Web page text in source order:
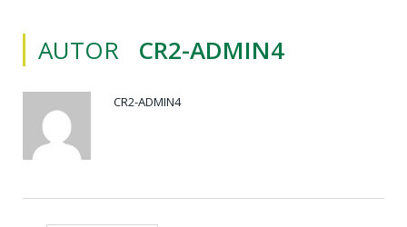
AUTOR CR2-ADMIN4
CR2-ADMIN4